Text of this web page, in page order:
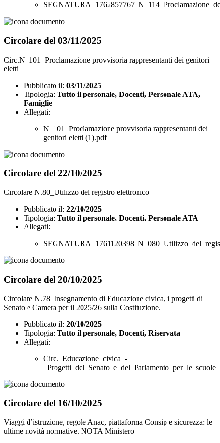
Circolare del 03/11/2025
Circ.N_101_Proclamazione provvisoria rappresentanti dei genitori
eletti
Pubblicato il: 03/11/2025
Tipologia: Tutto il personale, Docenti, Personale ATA,
Famiglie
Allegati:
N_101_Proclamazione provvisoria rappresentanti dei
genitori eletti (1).pdf
Circolare del 22/10/2025
Circolare N.80_Utilizzo del registro elettronico
Pubblicato il: 22/10/2025
Tipologia: Tutto il personale, Docenti, Personale ATA
Allegati:
Circolare del 20/10/2025
Circolare N.78_Insegnamento di Educazione civica, i progetti di
Senato e Camera per il 2025/26 sulla Costituzione.
Pubblicato il: 20/10/2025
Tipologia: Tutto il personale, Docenti, Riservata
Allegati:
Circ._Educazione_civica_-
Circolare del 16/10/2025
Viaggi d’istruzione, regole Anac, piattaforma Consip e sicurezza: le
ultime novità normative. NOTA Ministero